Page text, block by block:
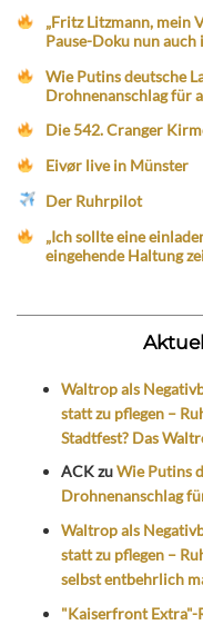
„Fritz Litzmann, mein
Pause-Doku nun auch
Wie Putins deutsche
Drohnenanschlag für
Die 542. Cranger
Eivør live in Münster
Der Ruhrpilot
„Ich sollte eine
eingehende Haltung
Waltrop als
statt zu pflegen –
Stadtfest? Das
ACKzuWie Putins
Drohnenanschlag
Waltrop als
statt zu pflegen –
selbst entbehrlich
"Kaiserfront Extra"-